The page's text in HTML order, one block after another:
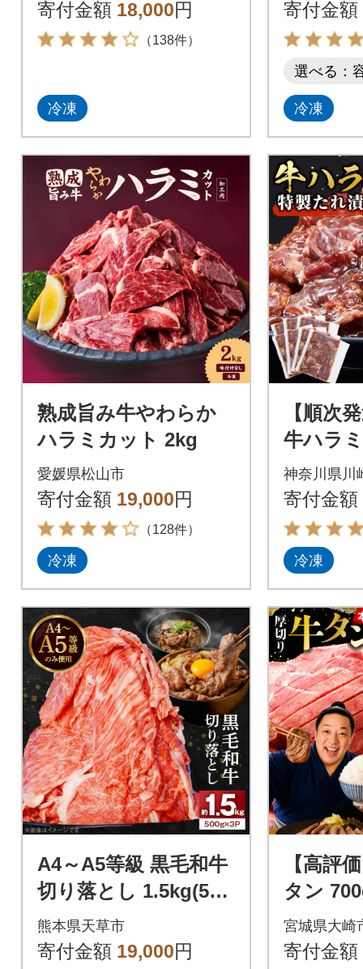
寄付金額 18,000円
（138件）
冷凍
寄付金額
選べる：
冷凍
熟成旨み牛やわらか
ハラミカット 2kg
愛媛県松山市
寄付金額 19,000円
（128件）
冷凍
【順次
牛ハラ
2.1kg
レ漬け
き肉
神奈川県川
寄付金額
冷凍
A4～A5等級 黒毛和牛
切り落とし 1.5kg(500
g×3P)_S001-034
熊本県天草市
寄付金額 19,000円
【高評
タン
小分け
台 名物
宮城県大崎
寄付金額